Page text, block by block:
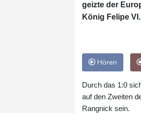
geizte der
König Felipe
Hören
Durch das 1:0
auf den Zweiten
Rangnick sein.